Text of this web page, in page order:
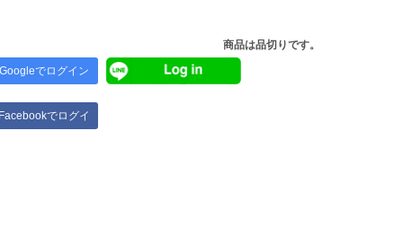
商品は品切りです。
Googleでログイン
でログイ